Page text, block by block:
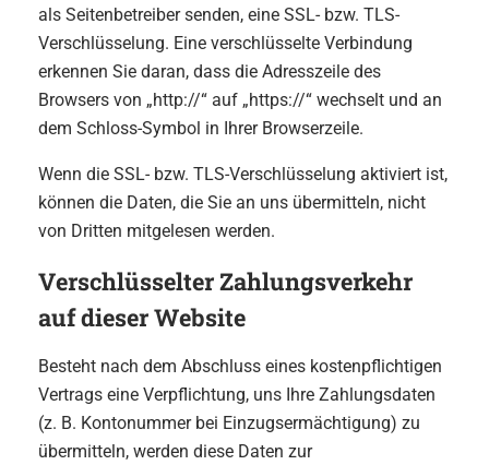
als Seitenbetreiber senden, eine SSL- bzw. TLS-
Verschlüsselung. Eine verschlüsselte Verbindung
erkennen Sie daran, dass die Adresszeile des
Browsers von „http://“ auf „https://“ wechselt und an
dem Schloss-Symbol in Ihrer Browserzeile.
Wenn die SSL- bzw. TLS-Verschlüsselung aktiviert ist,
können die Daten, die Sie an uns übermitteln, nicht
von Dritten mitgelesen werden.
Verschlüsselter Zahlungsverkehr
auf dieser Website
Besteht nach dem Abschluss eines kostenpflichtigen
Vertrags eine Verpflichtung, uns Ihre Zahlungsdaten
(z. B. Kontonummer bei Einzugsermächtigung) zu
übermitteln, werden diese Daten zur